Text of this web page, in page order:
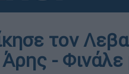
τον
- Φινάλε